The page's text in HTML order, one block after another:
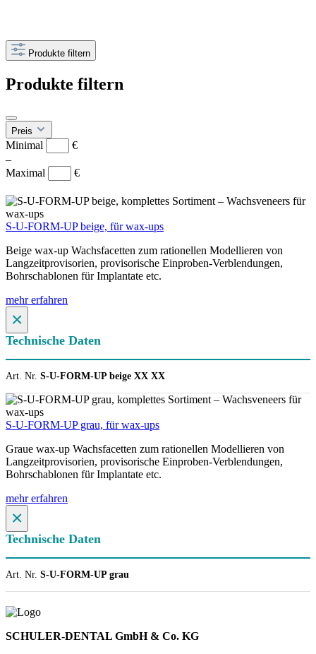
Produkte filtern
Produkte filtern
Preis
Minimal
€
–
Maximal
€
S-U-FORM-UP beige, für wax-ups
Beige wax-up Wachsfacetten zum rationellen Modellieren von
Langzeitprovisorien, provisorische Einproben-Verblendungen,
Bohrschablonen für Implantate etc.
mehr erfahren
×
Technische Daten
Art. Nr. S-U-FORM-UP beige XX XX
S-U-FORM-UP grau, für wax-ups
Graue wax-up Wachsfacetten zum rationellen Modellieren von
Langzeitprovisorien, provisorische Einproben-Verblendungen,
Bohrschablonen für Implantate etc.
mehr erfahren
×
Technische Daten
Art. Nr. S-U-FORM-UP grau
SCHULER-DENTAL GmbH & Co. KG